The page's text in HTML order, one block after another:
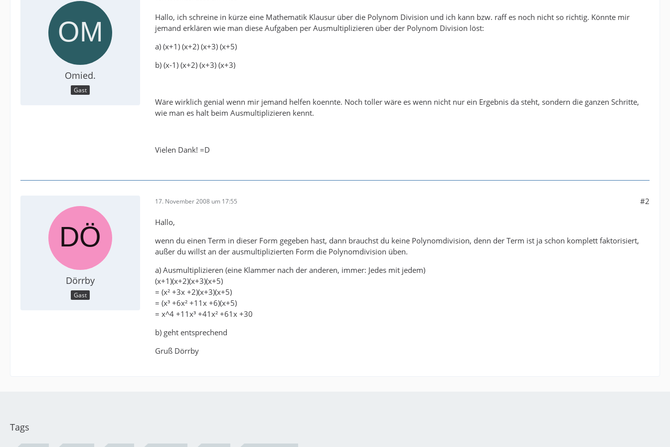
Omied.
Gast
Hallo, ich schreine in kürze eine Mathematik Klausur über die Polynom Division und ich kann bzw. raff es noch nicht so richtig. Könnte mir
jemand erklären wie man diese Aufgaben per Ausmultiplizieren über der Polynom Division löst:
a) (x+1) (x+2) (x+3) (x+5)
b) (x-1) (x+2) (x+3) (x+3)
Wäre wirklich genial wenn mir jemand helfen koennte. Noch toller wäre es wenn nicht nur ein Ergebnis da steht, sondern die ganzen Schritte,
wie man es halt beim Ausmultiplizieren kennt.
Vielen Dank! =D
Dörrby
Gast
17. November 2008 um 17:55 #2
Hallo,
wenn du einen Term in dieser Form gegeben hast, dann brauchst du keine Polynomdivision, denn der Term ist ja schon komplett faktorisiert,
außer du willst an der ausmultiplizierten Form die Polynomdivision üben.
a) Ausmultiplizieren (eine Klammer nach der anderen, immer: Jedes mit jedem)
(x+1)(x+2)(x+3)(x+5)
= (x² +3x +2)(x+3)(x+5)
= (x³ +6x² +11x +6)(x+5)
= x^4 +11x³ +41x² +61x +30
b) geht entsprechend
Gruß Dörrby
Tags